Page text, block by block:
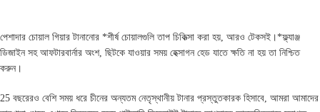
পেশাদার চোয়াল গিয়ার টানানোর *শীর্ষ চোয়ালগুলি তাপ চিকিত্সা করা হয়, আরও টেকসই।*ফ্ল্যাঞ্জ
ডিজাইন সহ আফটারবার্নার অংশ, ছিটকে যাওয়ার সময় হেক্সাগন হেড যাতে ক্ষতি না হয় তা নিশ্চিত
করুন।
25 বছরেরও বেশি সময় ধরে চীনের অন্যতম নেতৃস্থানীয় টানার প্রস্তুতকারক হিসাবে, আমরা আমাদের